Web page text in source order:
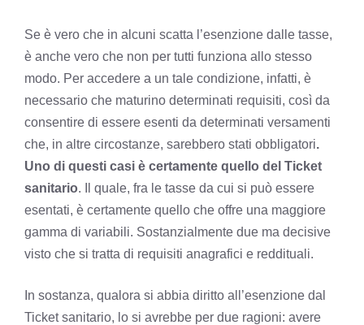
Se è vero che in alcuni scatta l’esenzione dalle tasse,
è anche vero che non per tutti funziona allo stesso
modo. Per accedere a un tale condizione, infatti, è
necessario che maturino determinati requisiti, così da
consentire di essere esenti da determinati versamenti
che, in altre circostanze, sarebbero stati obbligatori.
Uno di questi casi è certamente quello del Ticket
sanitario. Il quale, fra le tasse da cui si può essere
esentati, è certamente quello che offre una maggiore
gamma di variabili. Sostanzialmente due ma decisive
visto che si tratta di requisiti anagrafici e reddituali.
In sostanza, qualora si abbia diritto all’esenzione dal
Ticket sanitario, lo si avrebbe per due ragioni: avere